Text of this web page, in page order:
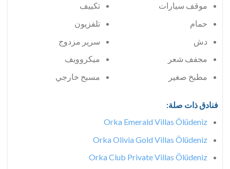
موقف سيارات
حمام
دش
مجفف شعر
مطبخ صغير
تكييف
تلفزيون
سرير مزدوج
ميكروويف
مسبح خارجي
فنادق ذات صلة:
Orka Emerald Villas Ölüdeniz
Orka Olivia Gold Villas Ölüdeniz
Orka Club Private Villas Ölüdeniz